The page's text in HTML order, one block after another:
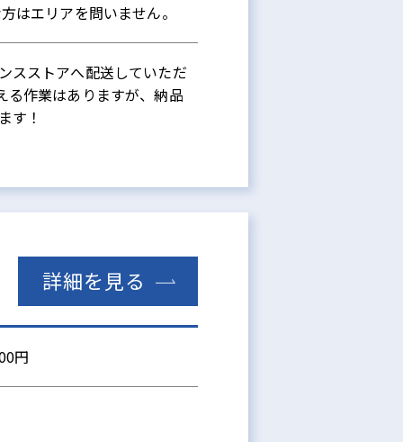
エリアを問いません。
スストアへ配送していただ
る作業はありますが、納品
す！
詳細を見る
円